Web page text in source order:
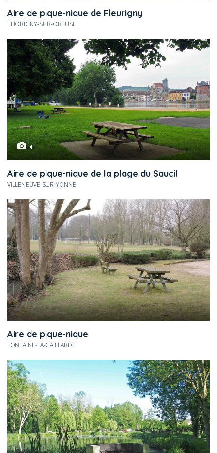
Aire de pique-nique de Fleurigny
THORIGNY-SUR-OREUSE
4
Aire de pique-nique de la plage du Saucil
VILLENEUVE-SUR-YONNE
Aire de pique-nique
FONTAINE-LA-GAILLARDE